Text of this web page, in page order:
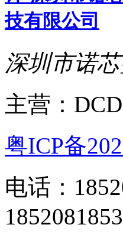
深圳市诺
主营：
粤ICP备
电话：